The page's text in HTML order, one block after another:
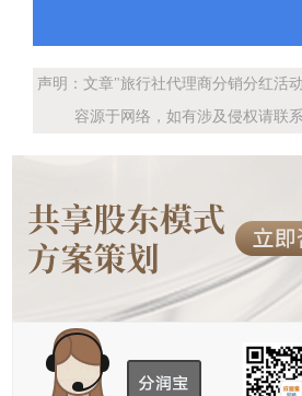
声明：文章"旅行社代理商分销分红活
容源于网络，如有涉及侵权请联